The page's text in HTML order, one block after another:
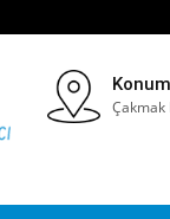
Çakmak